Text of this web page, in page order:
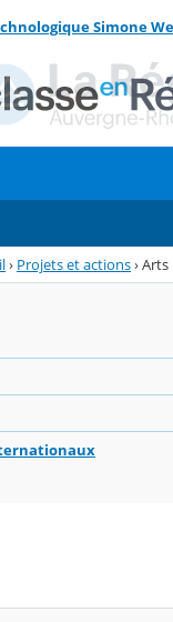
Simone
› Projets et actions›Arts